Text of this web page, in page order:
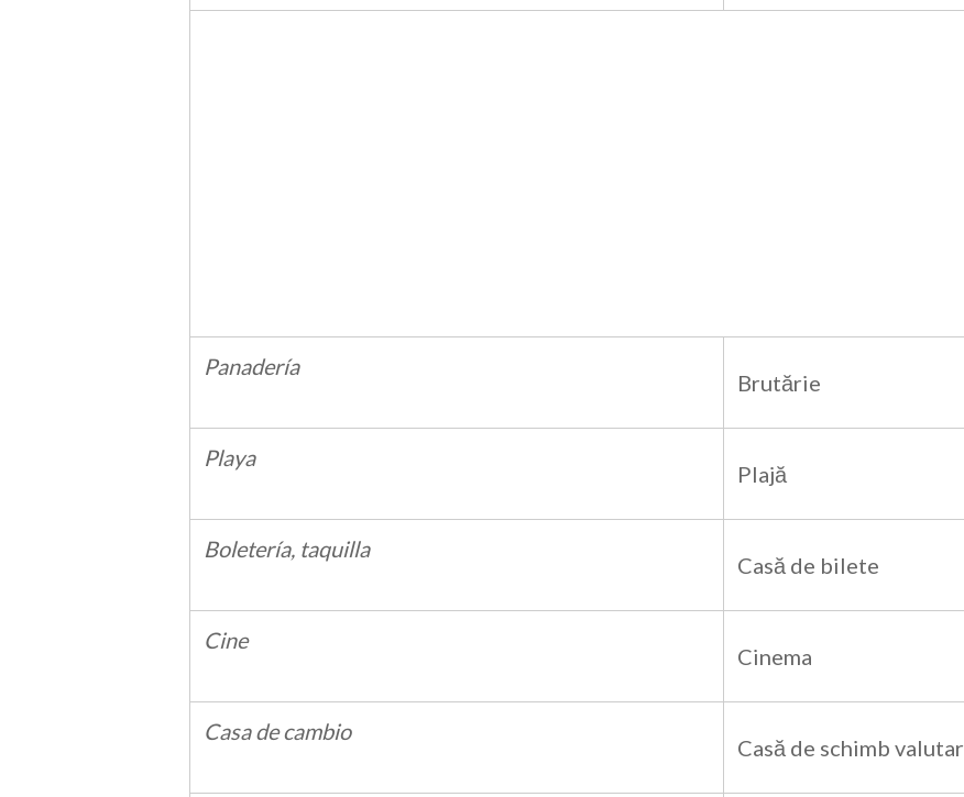
Panadería
Brutărie
Playa
Plajă
Boletería, taquilla
Casă de bilete
Cine
Cinema
Casa de cambio
Casă de schimb valutar